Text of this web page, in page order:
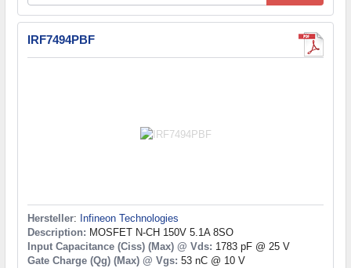
IRF7494PBF
Hersteller: Infineon Technologies
Description: MOSFET N-CH 150V 5.1A 8SO
Input Capacitance (Ciss) (Max) @ Vds: 1783 pF @ 25 V
Gate Charge (Qg) (Max) @ Vgs: 53 nC @ 10 V